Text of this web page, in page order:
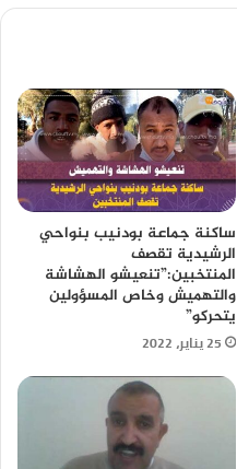
ساكنة جماعة بودنيب بنواحي
الرشيدية تقصف
المنتخبين:”تنعيشو الهشاشة
والتهميش وخاص المسؤولين
يتحركو”
25 يناير، 2022